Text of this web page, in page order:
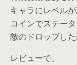
キャラにレベルが
コインでステータ
敵のドロップし
レビューで、